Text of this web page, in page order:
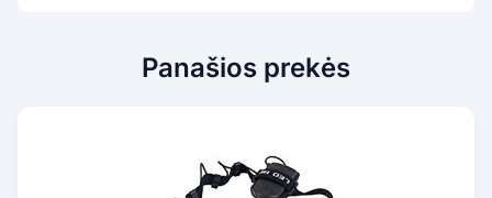
Panašios prekės